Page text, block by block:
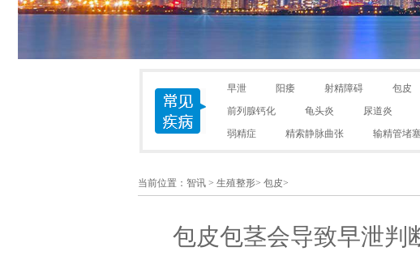
早泄 阳痿 射精障碍 包皮
前列腺钙化
龟头炎 尿道炎
弱精症
精索静脉曲张 输精管堵
当前位置： 智讯> 生殖整形> 包皮>
包皮包茎会导致早泄判